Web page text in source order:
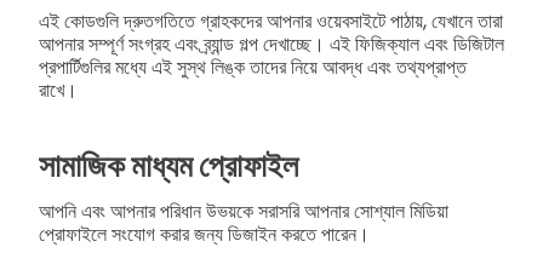
এই কোডগুলি দ্রুতগতিতে গ্রাহকদের আপনার ওয়েবসাইটে পাঠায়, যেখানে তারা
আপনার সম্পূর্ণ সংগ্রহ এবং ব্র্যান্ড গল্প দেখাচ্ছে। এই ফিজিক্যাল এবং ডিজিটাল
প্রপার্টিগুলির মধ্যে এই সুস্থ লিঙ্ক তাদের নিয়ে আবদ্ধ এবং তথ্যপ্রাপ্ত
রাখে।
সামাজিক মাধ্যম প্রোফাইল
আপনি এবং আপনার পরিধান উভয়কে সরাসরি আপনার সোশ্যাল মিডিয়া
প্রোফাইলে সংযোগ করার জন্য ডিজাইন করতে পারেন।